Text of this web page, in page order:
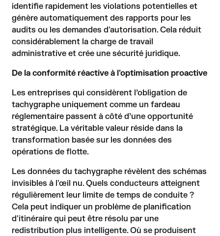
identifie rapidement les violations potentielles et
génère automatiquement des rapports pour les
audits ou les demandes d'autorisation. Cela réduit
considérablement la charge de travail
administrative et crée une sécurité juridique.
De la conformité réactive à l'optimisation proactive
Les entreprises qui considèrent l’obligation de
tachygraphe uniquement comme un fardeau
réglementaire passent à côté d’une opportunité
stratégique. La véritable valeur réside dans la
transformation basée sur les données des
opérations de flotte.
Les données du tachygraphe révèlent des schémas
invisibles à l'œil nu. Quels conducteurs atteignent
régulièrement leur limite de temps de conduite ?
Cela peut indiquer un problème de planification
d'itinéraire qui peut être résolu par une
redistribution plus intelligente. Où se produisent